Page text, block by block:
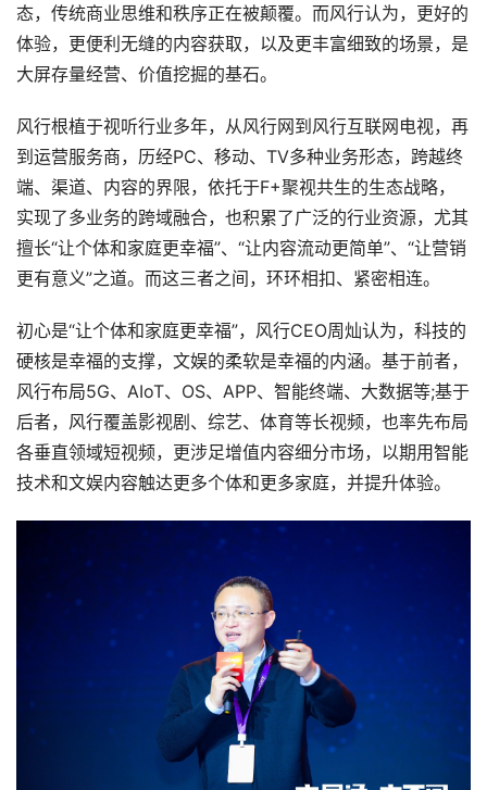
态，传统商业思维和秩序正在被颠覆。而风行认为，更好的
体验，更便利无缝的内容获取，以及更丰富细致的场景，是
大屏存量经营、价值挖掘的基石。
风行根植于视听行业多年，从风行网到风行互联网电视，再
到运营服务商，历经PC、移动、TV多种业务形态，跨越终
端、渠道、内容的界限，依托于F+聚视共生的生态战略，
实现了多业务的跨域融合，也积累了广泛的行业资源，尤其
擅长“让个体和家庭更幸福”、“让内容流动更简单”、“让营销
更有意义”之道。而这三者之间，环环相扣、紧密相连。
初心是“让个体和家庭更幸福”，风行CEO周灿认为，科技的
硬核是幸福的支撑，文娱的柔软是幸福的内涵。基于前者，
风行布局5G、AIoT、OS、APP、智能终端、大数据等;基于
后者，风行覆盖影视剧、综艺、体育等长视频，也率先布局
各垂直领域短视频，更涉足增值内容细分市场，以期用智能
技术和文娱内容触达更多个体和更多家庭，并提升体验。